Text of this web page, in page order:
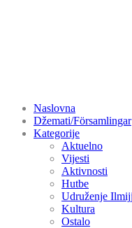
Naslovna
Džemati/Församlingar
Kategorije
Aktuelno
Vijesti
Aktivnosti
Hutbe
Udruženje
Kultura
Ostalo